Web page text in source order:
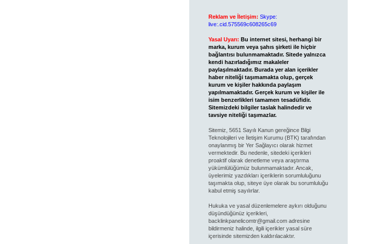
Reklam ve İletişim: Skype:
live:.cid.575569c608265c69
Yasal Uyarı: Bu internet sitesi, herhangi bir
marka, kurum veya şahıs şirketi ile hiçbir
bağlantısı bulunmamaktadır. Sitede yalnızca
kendi hazırladığımız makaleler
paylaşılmaktadır. Burada yer alan içerikler
haber niteliği taşımamakta olup, gerçek
kurum ve kişiler hakkında paylaşım
yapılmamaktadır. Gerçek kurum ve kişiler ile
isim benzerlikleri tamamen tesadüfidir.
Sitemizdeki bilgiler taslak halindedir ve
tavsiye niteliği taşımazlar.
Sitemiz, 5651 Sayılı Kanun gereğince Bilgi
Teknolojileri ve İletişim Kurumu (BTK) tarafından
onaylanmış bir Yer Sağlayıcı olarak hizmet
vermektedir. Bu nedenle, sitedeki içerikleri
proaktif olarak denetleme veya araştırma
yükümlülüğümüz bulunmamaktadır. Ancak,
üyelerimiz yazdıkları içeriklerin sorumluluğunu
taşımakta olup, siteye üye olarak bu sorumluluğu
kabul etmiş sayılırlar.
Hukuka ve yasal düzenlemelere aykırı olduğunu
düşündüğünüz içerikleri,
backlinkpanelicomtr@gmail.comadresine
bildirmeniz halinde, ilgili içerikler yasal süre
içerisinde sitemizden kaldırılacaktır.